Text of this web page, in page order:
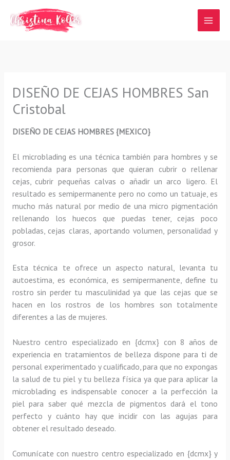
contenido
DISEÑO DE CEJAS HOMBRES San
Cristobal
DISEÑO DE CEJAS HOMBRES {MEXICO}
El microblading es una técnica también para hombres y se
recomienda para personas que quieran cubrir o rellenar
cejas, cubrir pequeñas calvas o añadir un arco ligero.El
resultado es semipermanente pero no como un tatuaje, es
mucho más natural por medio de una micro pigmentación
rellenando los huecos que puedas tener, cejas poco
pobladas, cejas claras, aportando volumen, personalidad y
grosor.
Esta técnica te ofrece un aspecto natural, levanta tu
autoestima, es económica, es semipermanente, define tu
rostro sin perder tu masculinidad ya que las cejas que se
hacen en los rostros de los hombres son totalmente
diferentes a las de mujeres.
Nuestro centro especializado en {dcmx} con 8 años de
experiencia en tratamientos de belleza dispone para ti de
personal experimentado y cualificado, para que no expongas
la salud de tu piel y tu belleza física ya que para aplicar la
microblading es indispensable conocer a la perfección la
piel para saber qué mezcla de pigmentos dará el tono
perfecto y cuánto hay que incidir con las agujas para
obtener el resultado deseado.
Comunícate con nuestro centro especializado en {dcmx} y